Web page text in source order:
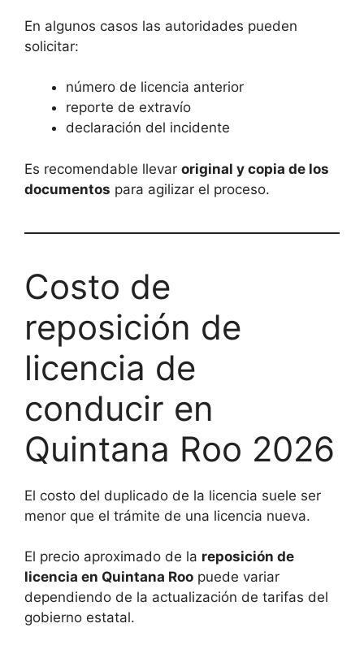
En algunos casos las autoridades pueden
solicitar:
número de licencia anterior
reporte de extravío
declaración del incidente
Es recomendable llevar original y copia de los
documentos para agilizar el proceso.
Costo de
reposición de
licencia de
conducir en
Quintana Roo 2026
El costo del duplicado de la licencia suele ser
menor que el trámite de una licencia nueva.
El precio aproximado de la reposición de
licencia en Quintana Roo puede variar
dependiendo de la actualización de tarifas del
gobierno estatal.